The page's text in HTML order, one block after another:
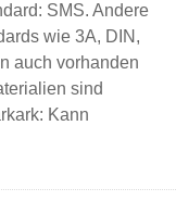
SMS. Andere
wie 3A, DIN,
auch vorhanden
sind
Kann